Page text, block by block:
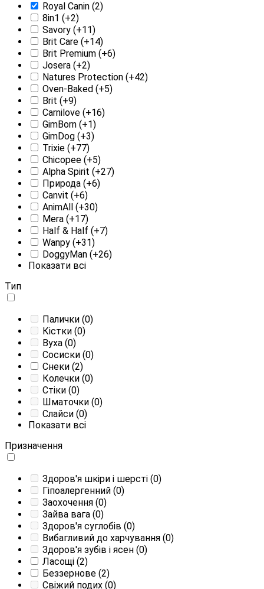
Royal Canin (2)
8in1 (+2)
Savory (+11)
Brit Care (+14)
Brit Premium (+6)
Josera (+2)
Natures Protection (+42)
Oven-Baked (+5)
Brit (+9)
Carnilove (+16)
GimBorn (+1)
GimDog (+3)
Trixie (+77)
Chicopee (+5)
Alpha Spirit (+27)
Природа (+6)
Canvit (+6)
AnimAll (+30)
Mera (+17)
Half & Half (+7)
Wanpy (+31)
DoggyMan (+26)
Показати всі
Тип
Палички (0)
Кістки (0)
Вуха (0)
Сосиски (0)
Снеки (2)
Колечки (0)
Стіки (0)
Шматочки (0)
Слайси (0)
Показати всі
Призначення
Здоров'я шкіри і шерсті (0)
Гіпоалергенний (0)
Заохочення (0)
Зайва вага (0)
Здоров'я суглобів (0)
Вибагливий до харчування (0)
Здоров'я зубів і ясен (0)
Ласощі (2)
Беззернове (2)
Свіжий подих (0)